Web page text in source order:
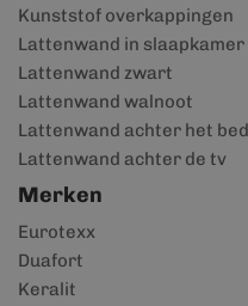
Kunststof overkappingen
Lattenwand in slaapkamer
Lattenwand zwart
Lattenwand walnoot
Lattenwand achter het bed
Lattenwand achter de tv
Merken
Eurotexx
Duafort
Keralit